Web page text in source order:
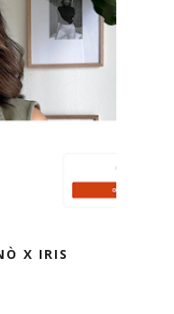
X IRIS